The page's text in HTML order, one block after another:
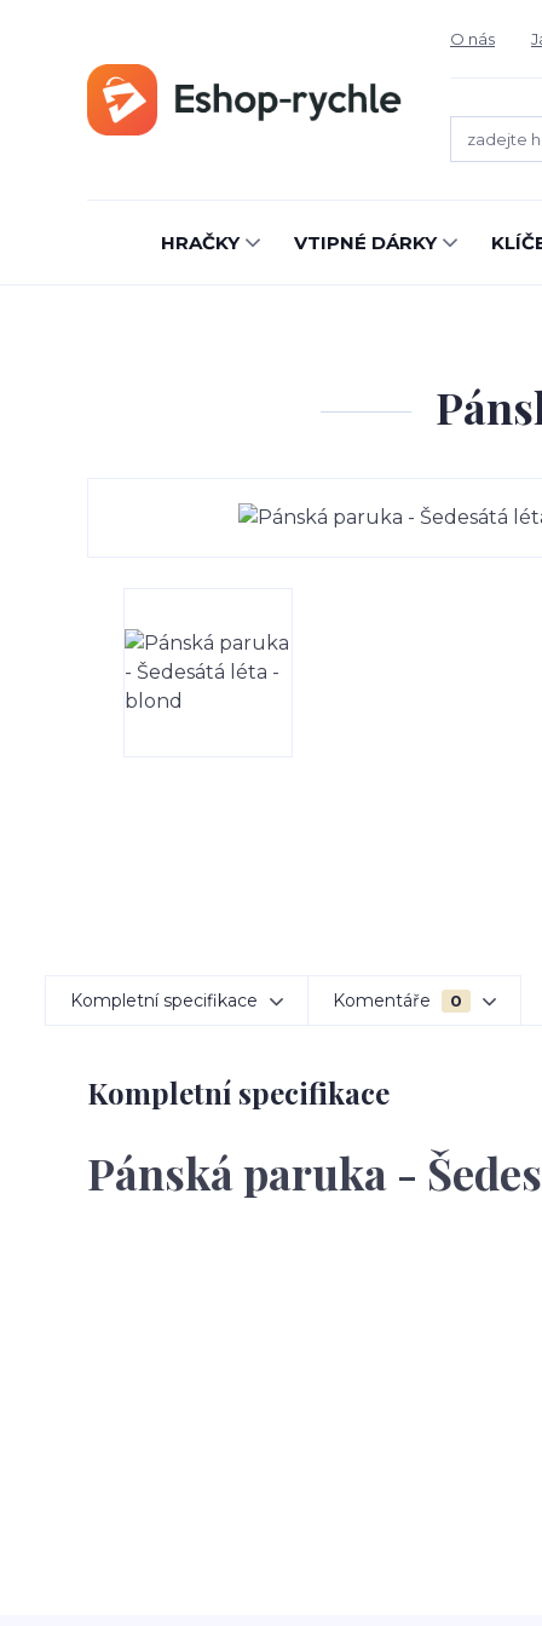
O nás
HRAČKY VTIPNÉ DÁRKY
Kompletní specifikace Komentáře 0
Kompletní specifikace
Pánská paruka -